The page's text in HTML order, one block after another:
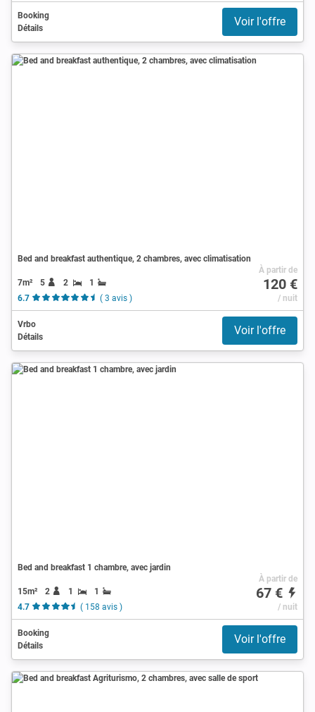
Booking
Détails
Voir l'offre
Bed and breakfast authentique, 2 chambres, avec climatisation
7m² 5 2
1
6.7
( 3 avis )
À partir de
120 €
/ nuit
Vrbo
Détails
Voir l'offre
Bed and breakfast 1 chambre, avec jardin
15m² 2 1
1
4.7
( 158 avis )
À partir de
67 €
/ nuit
Booking
Détails
Voir l'offre